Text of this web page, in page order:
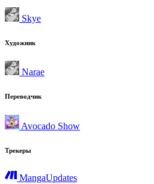
Skye
Художник
Narae
Переводчик
Avocado Show
Трекеры
MangaUpdates